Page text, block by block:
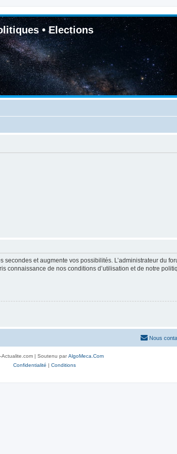
• Elections
et augmente vos possibilités. L’administrateur du
connaissance de nos conditions d’utilisation et de notre
Nous
Actualite.com | Soutenu parAlgoMeca.Com
Confidentialité | Conditions